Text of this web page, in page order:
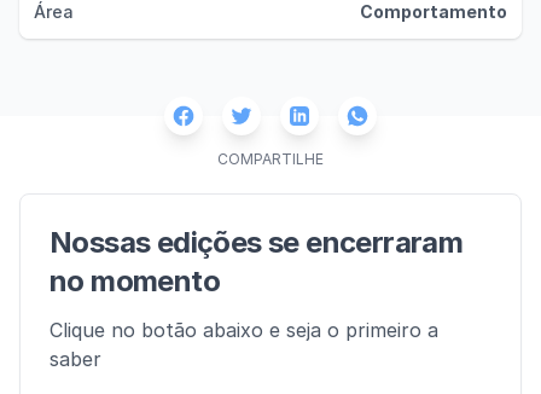
Área Comportamento
FacebookTwitterLinkedinWhatsapp
COMPARTILHE
Nossas edições se encerraram
no momento
Clique no botão abaixo e seja o primeiro a
saber